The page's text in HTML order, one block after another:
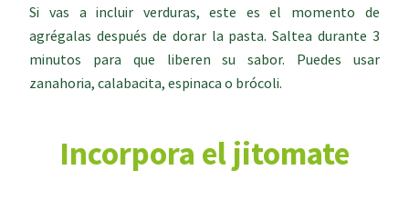
Si vas a incluir verduras, este es el momento de
agrégalas después de dorar la pasta. Saltea durante 3
minutos para que liberen su sabor. Puedes usar
zanahoria, calabacita, espinaca o brócoli.
Incorpora el jitomate